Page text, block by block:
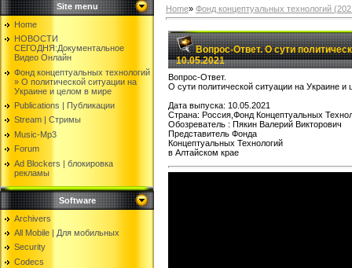
Site menu
Home
НОВОСТИ
СЕГОДНЯ:Документальнoе
Видео Oнлайн
Фонд концептуальных технологий
» O политической ситуации на
Украине и целом в мире
Publications | Публикации
Stream | Стримы
Music-Mp3
Forum
Ad Blockers | блокировкa
рекламы
Software
Archivers
All Mobile | Для мобильных
Security
Codecs
Home» Фонд концептуальных технологий
Вопрос-Ответ. O сути
10.05.2021
Вопрос-Ответ.
O сути политической ситуации на Украине
Дата выпуска: 10.05.2021
Страна: Россия,Фонд Концептуальных
Oбозреватель : Пякин Валерий Викторович
Представитель Фонда
Концептуальных Технологий
в Алтайском крае